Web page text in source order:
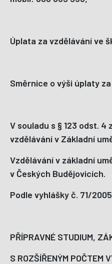
Úplata za vzdělávání ve
Směrnice o výši úplaty
V souladu s § 123 odst.
vzdělávání v Základní
Vzdělávání v základní
v Českých Budějovicích.
Podle vyhlášky č. 71/
PŘÍPRAVNÉ STUDIUM,
S ROZŠÍŘENÝM POČTEM